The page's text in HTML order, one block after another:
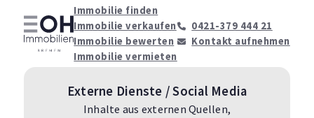
Immobilie finden
Immobilie verkaufen
Immobilie bewerten
Immobilie vermieten
0421-379 444 21
Kontakt aufnehmen
Externe Dienste / Social Media
Inhalte aus externen Quellen,